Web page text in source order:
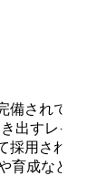
されている
出すレイアウ
用されること
成なども行